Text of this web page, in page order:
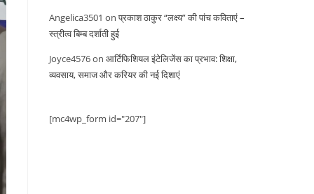
Angelica3501 onप्रकाश ठाकुर “लक्ष्य” की पांच कविताएं –
स्त्रीत्व बिम्ब दर्शाती हुई
Joyce4576on आर्टिफिशियल इंटेलिजेंस का प्रभाव: शिक्षा,
व्यवसाय, समाज और करियर की नई दिशाएं
[mc4wp_form id="207"]